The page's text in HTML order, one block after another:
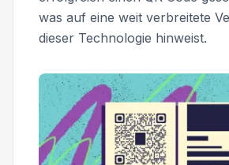
was auf eine weit verbreitete
dieser Technologie hinweist.